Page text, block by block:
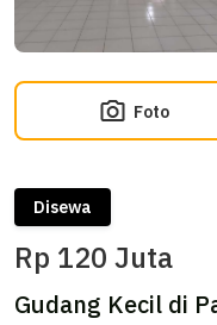
Foto
Disewa
Rp 120 Juta
Gudang Kecil di